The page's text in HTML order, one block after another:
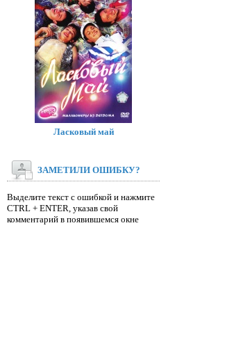
Ласковый май
ЗАМЕТИЛИ ОШИБКУ?
Выделите текст с ошибкой и нажмите
CTRL + ENTER, указав свой
комментарий в появившемся окне